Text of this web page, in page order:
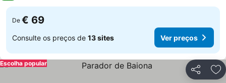
De € 69
Consulte os preços de 13 sites Ver preços
Partilhar
Escolha popular